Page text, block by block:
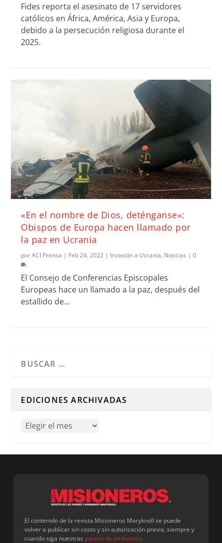
Fides reporta el asesinato de 17 servidores
católicos en África, América, Asia y Europa,
debido a la persecución religiosa durante el
2025.
«En el nombre de Dios, deténganse»:
Obispos de Europa hacen llamado por
la paz en Ucrania
porACI Prensa | Feb 24, 2022 | Invasión a Ucrania, Noticias |0
El Consejo de Conferencias Episcopales
Europeas hace un llamado a la paz, después del
estallido de...
EDICIONES ARCHIVADAS
El contenido de la revista Misioneros Maryknoll se puede
volver a publicar sin costo y sin autorización previa, siempre y
cuando siga nuestras pautas de atribución.